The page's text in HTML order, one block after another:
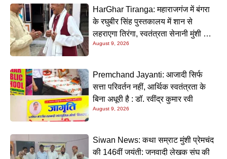
HarGhar Tiranga: महाराजगंज में बंगरा
के रघुबीर सिंह पुस्तकालय में शान से
लहराएगा तिरंगा, स्वतंत्रता सेनानी मुंशी सिंह
होंगे मुख्य अतिथि
August 9, 2026
Premchand Jayanti: आजादी सिर्फ
सत्ता परिवर्तन नहीं, आर्थिक स्वतंत्रता के
बिना अधूरी है : डॉ. रवींद्र कुमार रवी
August 9, 2026
Siwan News: कथा सम्राट मुंशी प्रेमचंद
की 146वीं जयंती: जनवादी लेखक संघ की